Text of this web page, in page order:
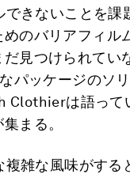
できないことを課
のバリアフィル
見つけられてい
パッケージのソ
Clothierは語って
まる。
雑な風味がする